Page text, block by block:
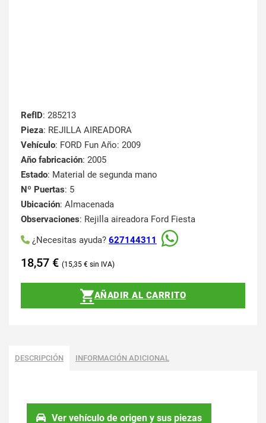
RefID: 285213
Pieza: REJILLA AIREADORA
Vehículo: FORD Fun Año: 2009
Año fabricación: 2005
Estado: Material de segunda mano
Nº Puertas: 5
Ubicación: Almacenada
Observaciones: Rejilla aireadora Ford Fiesta
¿Necesitas ayuda? 627144311
18,57 € 15,35 €
AÑADIR AL CARRITO
DESCRIPCIÓN INFORMACIÓN ADICIONAL
Ver vehículo de origen y sus piezas